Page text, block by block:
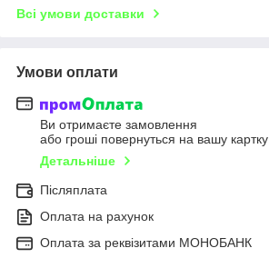
Всі умови доставки
Умови оплати
Ви отримаєте замовлення
або гроші повернуться на вашу картку
Детальніше
Післяплата
Оплата на рахунок
Оплата за реквізитами МОНОБАНК